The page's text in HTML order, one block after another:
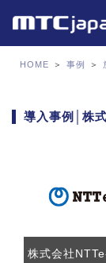
HOME ＞ 事例 ＞
導入事例│株
株式会社